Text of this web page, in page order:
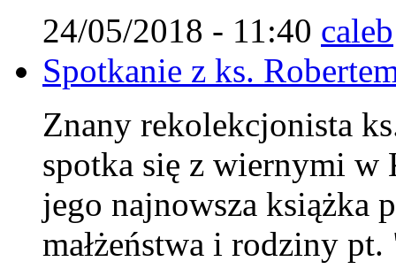
24/05/2018 - 11:40 caleb
Spotkanie z ks.
Znany rekolekcjonista
spotka się z wiernymi w
jego najnowsza książka
małżeństwa i rodziny